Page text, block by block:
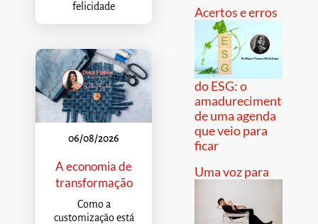
felicidade
06/08/2026
A economia de
transformação
Como a
customização está
Acertos e erros
do ESG: o
amadurecimento
de uma agenda
que veio para
ficar
Uma voz para